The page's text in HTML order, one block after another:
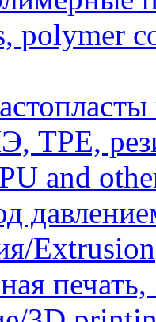
polymer
TPE,
and
Extrusion